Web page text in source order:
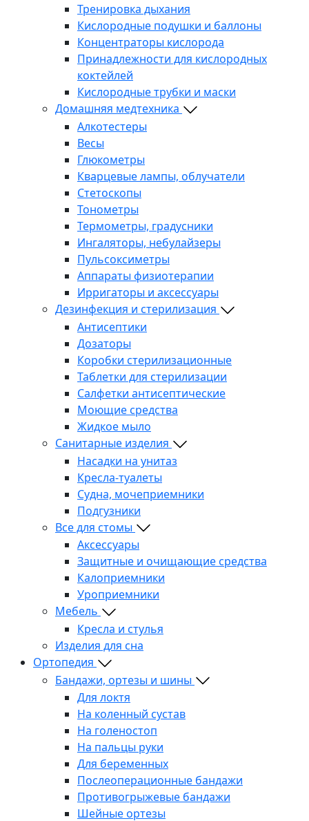
Тренировка дыхания
Кислородные подушки и баллоны
Концентраторы кислорода
Принадлежности для кислородных
коктейлей
Кислородные трубки и маски
Домашняя медтехника
Алкотестеры
Весы
Глюкометры
Кварцевые лампы, облучатели
Стетоскопы
Тонометры
Термометры, градусники
Ингаляторы, небулайзеры
Пульсоксиметры
Аппараты физиотерапии
Ирригаторы и аксессуары
Дезинфекция и стерилизация
Антисептики
Дозаторы
Коробки стерилизационные
Таблетки для стерилизации
Салфетки антисептические
Моющие средства
Жидкое мыло
Санитарные изделия
Насадки на унитаз
Кресла-туалеты
Судна, мочеприемники
Подгузники
Все для стомы
Аксессуары
Защитные и очищающие средства
Калоприемники
Уроприемники
Мебель
Кресла и стулья
Изделия для сна
Ортопедия
Бандажи, ортезы и шины
Для локтя
На коленный сустав
На голеностоп
На пальцы руки
Для беременных
Послеоперационные бандажи
Противогрыжевые бандажи
Шейные ортезы